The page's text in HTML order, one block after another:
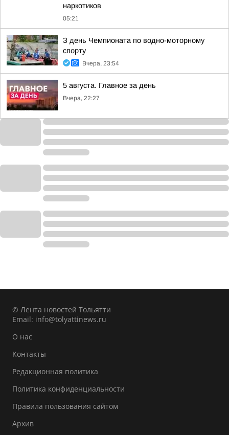
наркотиков
05:21
З день Чемпионата по водно-моторному
спорту
Вчера, 23:54
5 августа. Главное за день
Вчера, 22:27
© Лента новостей Тольятти
Email: info@tolyattinews.ru
О нас
Контакты
Редакционная политика
Политика конфиденциальности
Правила пользования сайтом
Архив